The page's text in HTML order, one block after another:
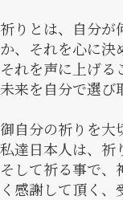
祈りとは、自分が
か、それを心に決
それを声に上げる
未来を自分で選び
御自分の祈りを大
私達日本人は、祈
そして祈る事で、
く感謝して頂く、